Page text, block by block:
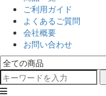
ご利用ガイド
よくあるご質問
会社概要
お問い合わせ